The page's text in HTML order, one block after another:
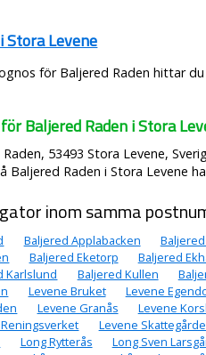
Stora Levene
för Baljered Raden hittar
Baljered Raden i Stora
53493 Stora Levene,
Baljered Raden i Stora Levene
inom samma
Baljered Applabacken
Baljered Eketorp Baljered
Karlslund
Baljered Kullen
Levene Bruket Levene
Levene Granås Levene
Levene
Long Rytterås Long Sven